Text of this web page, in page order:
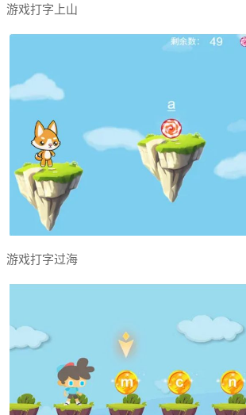
游戏打字上山
游戏打字过海